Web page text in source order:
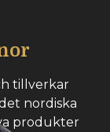
tillverkar
nordiska
produkter